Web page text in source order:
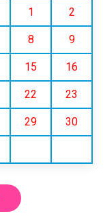
1 2
8 9
15 16
22 23
29 30